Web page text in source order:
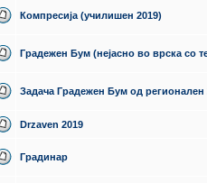
Компресија (училишен 2019)
Градежен Бум (нејасно во врска со
Задача Градежен Бум од регионален
Drzaven 2019
Градинар